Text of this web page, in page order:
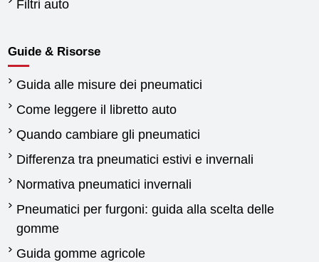
Filtri auto
Guide & Risorse
Guida alle misure dei pneumatici
Come leggere il libretto auto
Quando cambiare gli pneumatici
Differenza tra pneumatici estivi e invernali
Normativa pneumatici invernali
Pneumatici per furgoni: guida alla scelta delle
gomme
Guida gomme agricole